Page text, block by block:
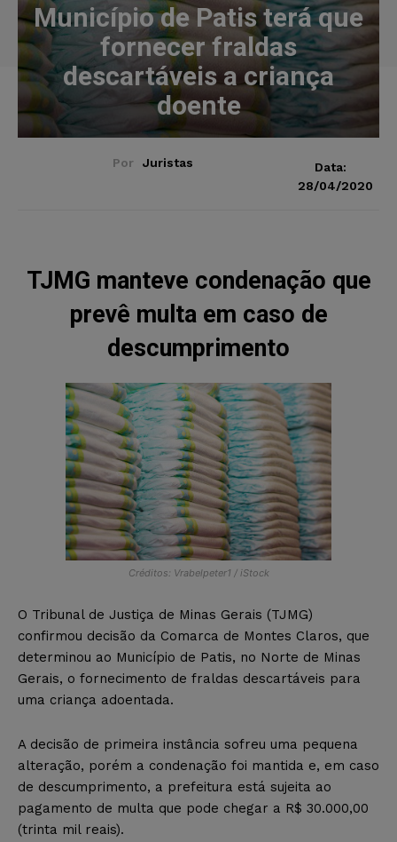
Município de Patis terá que
fornecer fraldas
descartáveis a criança
doente
Por Juristas
Data:
28/04/2020
TJMG manteve condenação que
prevê multa em caso de
descumprimento
Créditos: Vrabelpeter1 / iStock
O Tribunal de Justiça de Minas Gerais (TJMG)
confirmou decisão da Comarca de Montes Claros, que
determinou ao Município de Patis, no Norte de Minas
Gerais, o fornecimento de fraldas descartáveis para
uma criança adoentada.
A decisão de primeira instância sofreu uma pequena
alteração, porém a condenação foi mantida e, em caso
de descumprimento, a prefeitura está sujeita ao
pagamento de multa que pode chegar a R$ 30.000,00
(trinta mil reais).